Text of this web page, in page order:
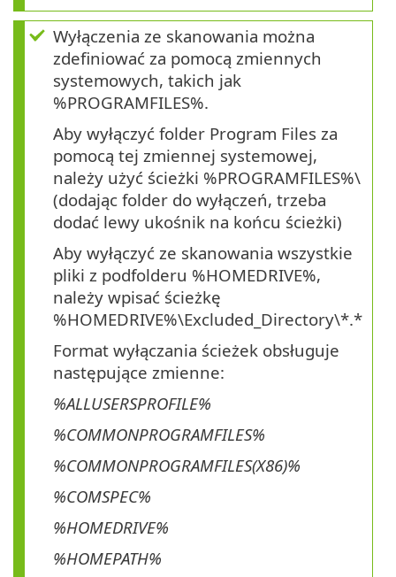
Wyłączenia ze skanowania można
zdefiniować za pomocą zmiennych
systemowych, takich jak
%PROGRAMFILES%.
Aby wyłączyć folder Program Files za
pomocą tej zmiennej systemowej,
należy użyć ścieżki %PROGRAMFILES%\
(dodając folder do wyłączeń, trzeba
dodać lewy ukośnik na końcu ścieżki)
Aby wyłączyć ze skanowania wszystkie
pliki z podfolderu %HOMEDRIVE%,
należy wpisać ścieżkę
%HOMEDRIVE%\Excluded_Directory\*.*
Format wyłączania ścieżek obsługuje
następujące zmienne:
%ALLUSERSPROFILE%
%COMMONPROGRAMFILES%
%COMMONPROGRAMFILES(X86)%
%COMSPEC%
%HOMEDRIVE%
%HOMEPATH%